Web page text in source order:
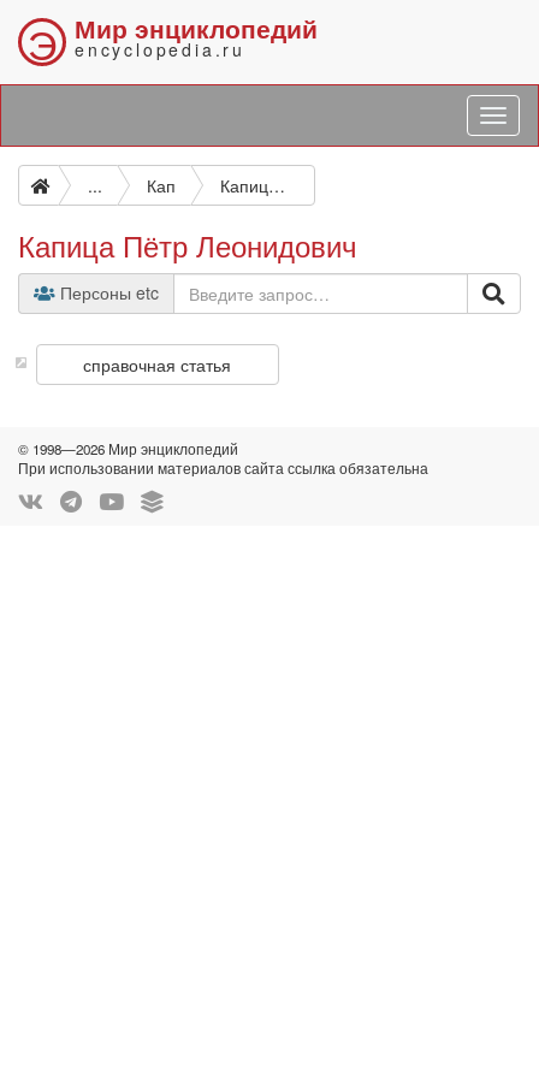
Э Мир энциклопедий
encyclopedia.ru
... Кап Капица Пётр Леонидович
Капица Пётр Леонидович
Персоны etc
справочная статья
© 1998—2026 Мир энциклопедий
При использовании материалов сайта ссылка обязательна